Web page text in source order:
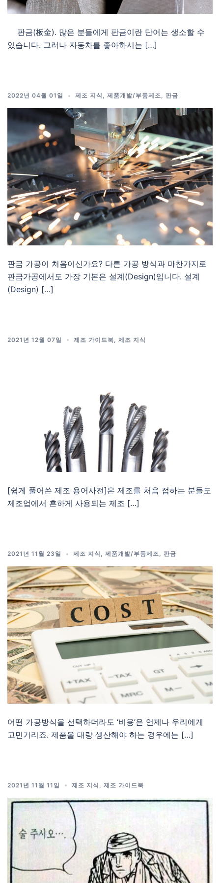
판금(板金). 많은 분들에게 판금이란 단어는 생소할 수
있습니다. 그러나 자동차를 좋아하시는 […]
2022년 04월 01일 제조 지식 , 제품개발/부품제조, 판금
판금 가공이 처음이신가요? 다른 가공 방식과 마찬가지로
판금가공에서도 가장 기본은 설계(Design)입니다. 설계
(Design) […]
2021년 12월 07일 제조 가이드북 제조 지식
[쉽게 풀어쓴 제조 용어사전]은 제조를 처음 접하는 분들도
제조업에서 흔하게 사용되는 제조 […]
2021년 11월 23일 제조 지식 제품개발/부품제조 판금
어떤 가공방식을 선택하더라도 ‘비용’은 언제나 우리에게
고민거리죠. 제품을 대량 생산해야 하는 경우에는 […]
2021년 11월 11일 제조 지식 제조 가이드북